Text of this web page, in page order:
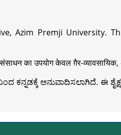
Azim Premji University.
का उपयोग केवल ग़ैर-
ಅನುವಾದಿಸಲಾಗಿದೆ. ಈ